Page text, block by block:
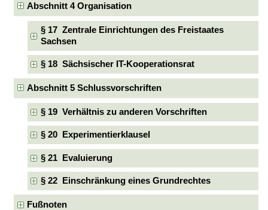
Abschnitt 4 Organisation
§ 17 Zentrale Einrichtungen des Freistaates
Sachsen
§ 18 Sächsischer IT-Kooperationsrat
Abschnitt 5 Schlussvorschriften
§ 19 Verhältnis zu anderen Vorschriften
§ 20 Experimentierklausel
§ 21 Evaluierung
§ 22 Einschränkung eines Grundrechtes
Fußnoten